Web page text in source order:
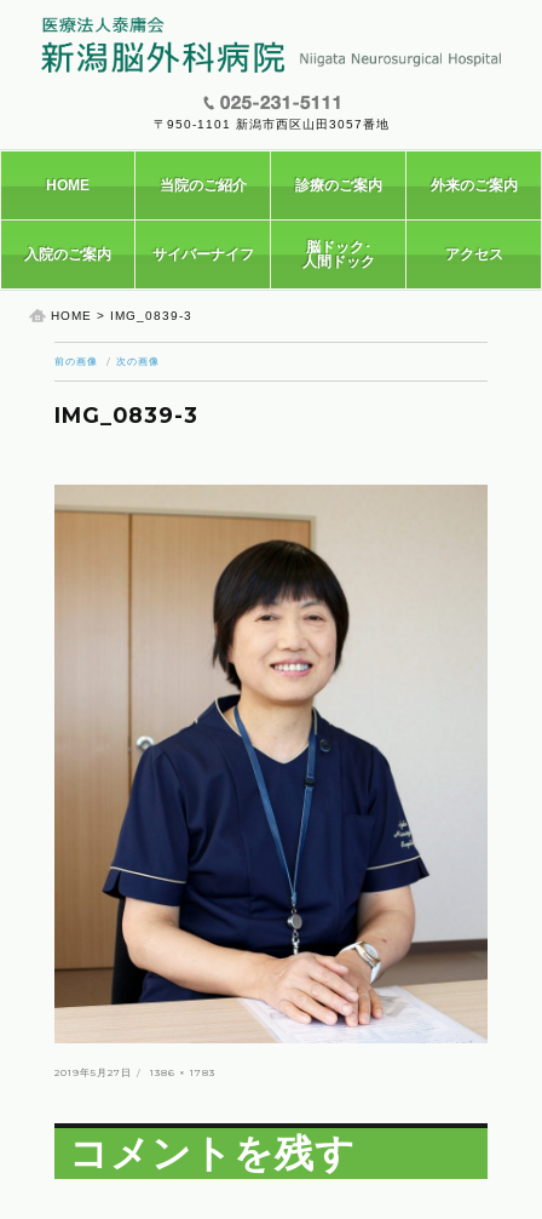
〒950-1101 新潟市西区山田3057番地
HOME 当院のご紹介 診療のご案内 外来のご案内
入院のご案内 サイバーナイフ
脳ドック･
人間ドック
アクセス
HOME > IMG_0839-3
前の画像 次の画像
IMG_0839-3
投
2019年5月27日
フ
1386 × 1783
コメントを残す